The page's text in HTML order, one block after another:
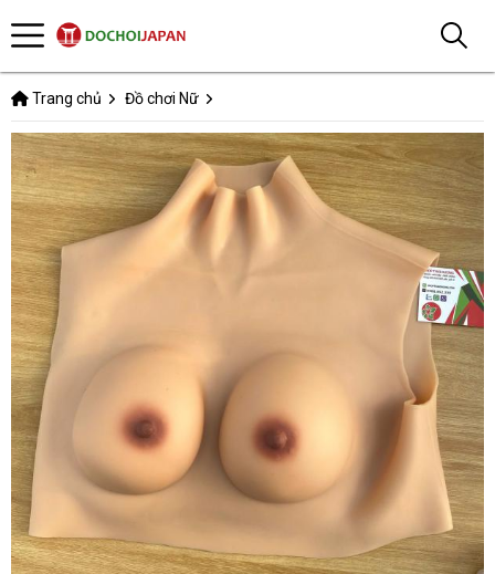
Trang chủ Đồ chơi Nữ